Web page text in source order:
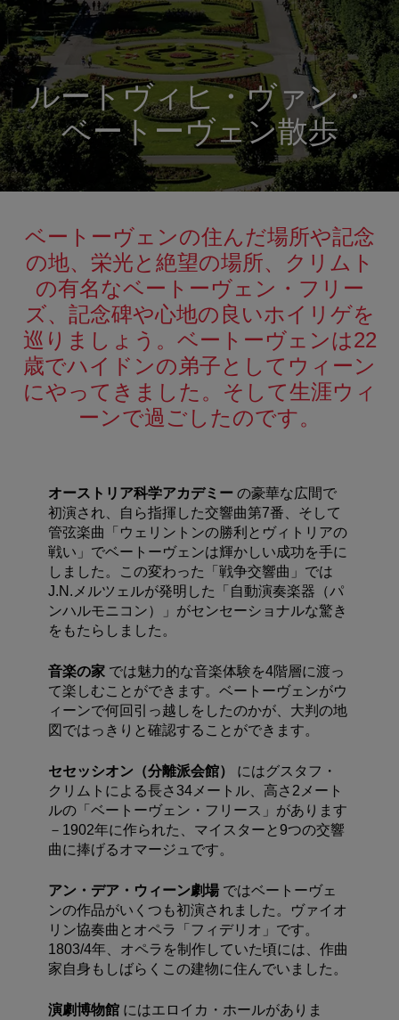
ルートヴィヒ・ヴァン・
ベートーヴェン散歩
ベートーヴェンの住んだ場所や記念
の地、栄光と絶望の場所、クリムト
の有名なベートーヴェン・フリー
ズ、記念碑や心地の良いホイリゲを
巡りましょう。ベートーヴェンは22
歳でハイドンの弟子としてウィーン
にやってきました。そして生涯ウィ
ーンで過ごしたのです。
オーストリア科学アカデミー の豪華な広間で
初演され、自ら指揮した交響曲第7番、そして
管弦楽曲「ウェリントンの勝利とヴィトリアの
戦い」でベートーヴェンは輝かしい成功を手に
しました。この変わった「戦争交響曲」では
J.N.メルツェルが発明した「自動演奏楽器（パ
ンハルモニコン）」がセンセーショナルな驚き
をもたらしました。
音楽の家 では魅力的な音楽体験を4階層に渡っ
て楽しむことができます。ベートーヴェンがウ
ィーンで何回引っ越しをしたのかが、大判の地
図ではっきりと確認することができます。
セセッシオン（分離派会館）
にはグスタフ・
クリムトによる長さ34メートル、高さ2メート
ルの「ベートーヴェン・フリース」があります
－1902年に作られた、マイスターと9つの交響
曲に捧げるオマージュです。
アン・デア・ウィーン劇場 ではベートーヴェ
ンの作品がいくつも初演されました。ヴァイオ
リン協奏曲とオペラ「フィデリオ」です。
1803/4年、オペラを制作していた頃には、作曲
家自身もしばらくこの建物に住んでいました。
演劇博物館 にはエロイカ・ホールがありま